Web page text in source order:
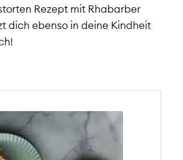
Rezept mit Rhabarber
dich ebenso in deine Kindheit